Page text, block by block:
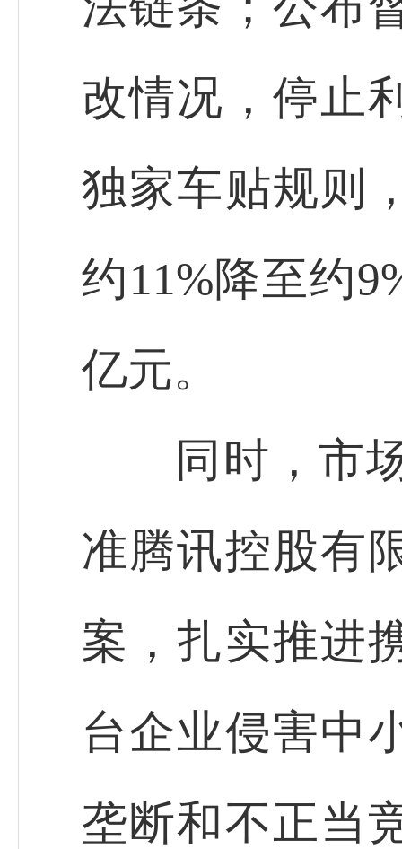
改情况，停止
独家车贴规则
约11%降至约
亿元。
同时，市场
准腾讯控股有
案，扎实推进
台企业侵害中
垄断和不正当